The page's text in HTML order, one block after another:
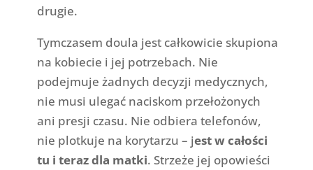
drugie.
Tymczasem doula jest całkowicie skupiona
na kobiecie i jej potrzebach. Nie
podejmuje żadnych decyzji medycznych,
nie musi ulegać naciskom przełożonych
ani presji czasu. Nie odbiera telefonów,
nie plotkuje na korytarzu – jest w całości
tu i teraz dla matki. Strzeże jej opowieści